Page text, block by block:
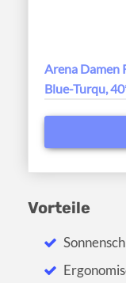
Arena Damen
Blue-Turqu,
Vorteile